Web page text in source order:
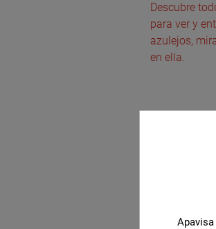
Descubre
para ver y
azulejos,
en ella.